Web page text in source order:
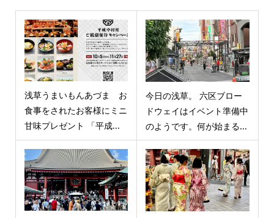
浅草うまいもんあづま お
食事をされたお客様にミニ
甘味プレゼント 「平成...
今日の浅草。 六区ブロー
ドウェイはイベント準備中
のようです。何が始まる...